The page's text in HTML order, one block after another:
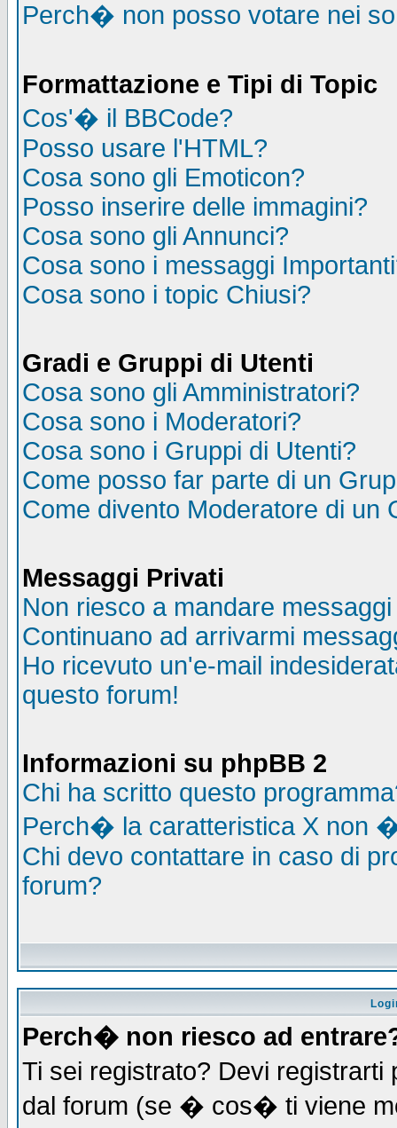
Perch� non posso votare nei
Formattazione e Tipi di Topic
Cos'� il BBCode?
Posso usare l'HTML?
Cosa sono gli Emoticon?
Posso inserire delle immagini?
Cosa sono gli Annunci?
Cosa sono i messaggi
Cosa sono i topic Chiusi?
Gradi e Gruppi di Utenti
Cosa sono gli Amministratori?
Cosa sono i Moderatori?
Cosa sono i Gruppi di Utenti?
Come posso far parte di un
Come divento Moderatore di un
Messaggi Privati
Non riesco a mandare
Continuano ad arrivarmi
Ho ricevuto un'e-mail
questo forum!
Informazioni su phpBB 2
Chi ha scritto questo
Perch� la caratteristica X non
Chi devo contattare in caso di
forum?
Perch� non riesco ad
Ti sei registrato? Devi registrarti
dal forum (se � cos� ti viene